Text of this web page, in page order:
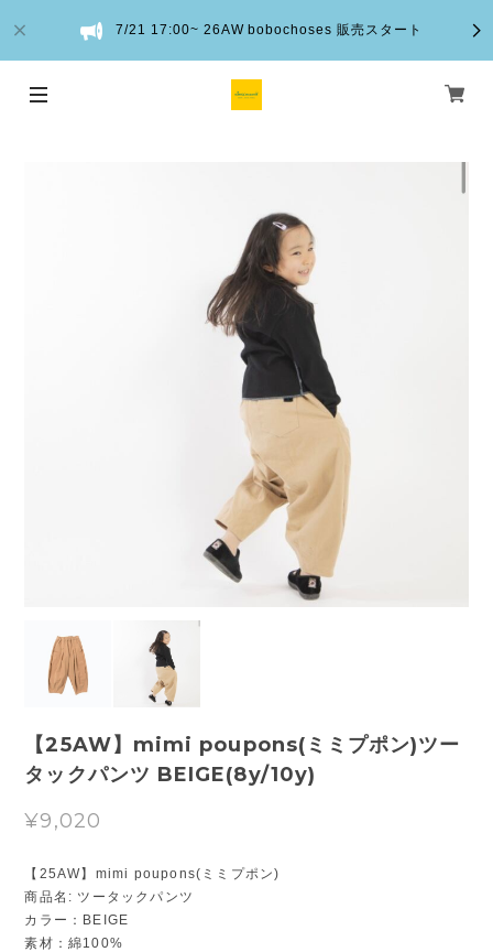
7/21 17:00~ 26AW bobochoses 販売スタート
【25AW】mimi poupons(ミミプポン)ツー
タックパンツ BEIGE(8y/10y)
¥9,020
【25AW】mimi poupons(ミミプポン)
商品名: ツータックパンツ
カラー：BEIGE
素材：綿100%